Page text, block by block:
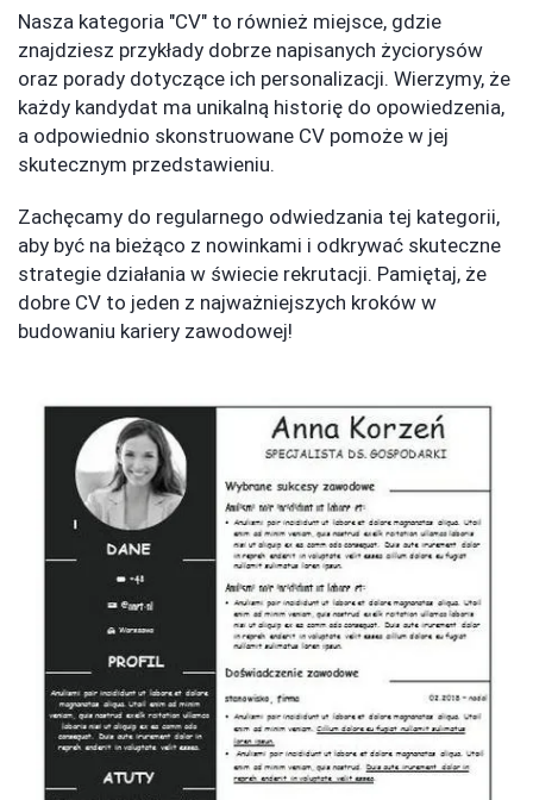
Nasza kategoria "CV" to również miejsce, gdzie
znajdziesz przykłady dobrze napisanych życiorysów
oraz porady dotyczące ich personalizacji. Wierzymy, że
każdy kandydat ma unikalną historię do opowiedzenia,
a odpowiednio skonstruowane CV pomoże w jej
skutecznym przedstawieniu.
Zachęcamy do regularnego odwiedzania tej kategorii,
aby być na bieżąco z nowinkami i odkrywać skuteczne
strategie działania w świecie rekrutacji. Pamiętaj, że
dobre CV to jeden z najważniejszych kroków w
budowaniu kariery zawodowej!